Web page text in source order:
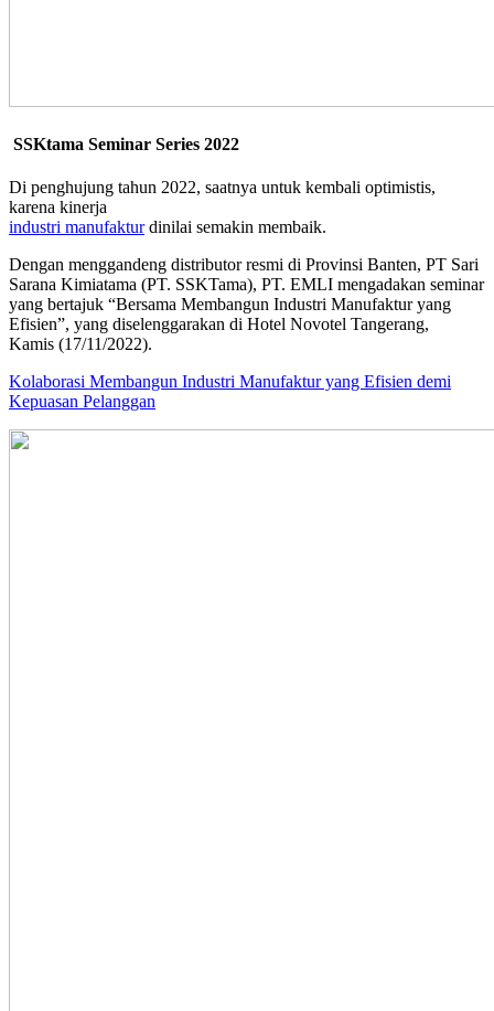
SSKtama Seminar Series 2022
Di penghujung tahun 2022, saatnya untuk kembali optimistis,
karena kinerja
industri manufakturdinilai semakin membaik.
Dengan menggandeng distributor resmi di Provinsi Banten, PT Sari
Sarana Kimiatama (PT. SSKTama), PT. EMLI mengadakan seminar
yang bertajuk “Bersama Membangun Industri Manufaktur yang
Efisien”, yang diselenggarakan di Hotel Novotel Tangerang,
Kamis (17/11/2022).
Kolaborasi Membangun Industri Manufaktur yang Efisien demi
Kepuasan Pelanggan